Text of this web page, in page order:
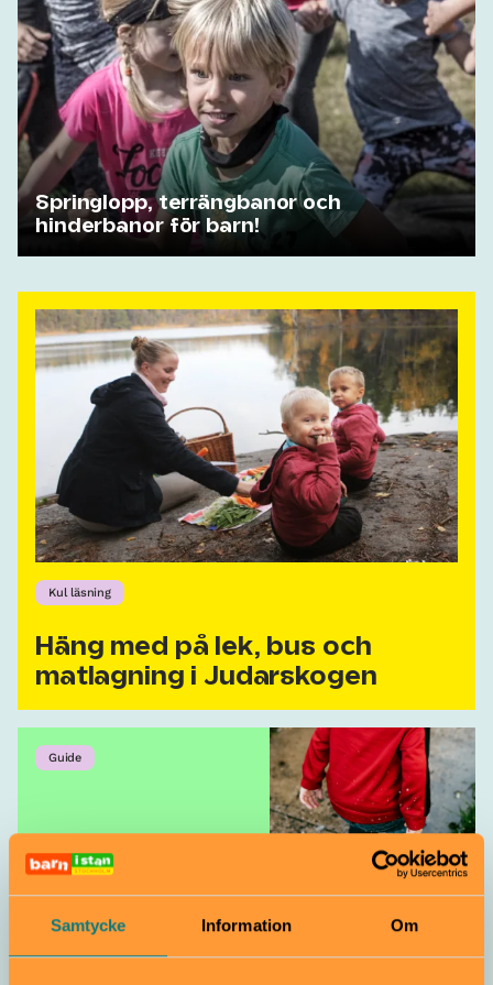
Samtycke Information Om
Springlopp, terrängbanor och
hinderbanor för barn!
Kul läsning
Häng med på lek, bus och
matlagning i Judarskogen
Guide
För regnigt och
inomhus!